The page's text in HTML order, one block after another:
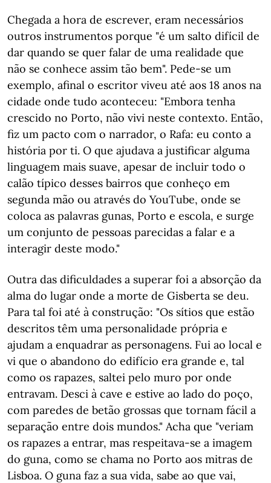
Chegada a hora de escrever, eram necessários
outros instrumentos porque "é um salto difícil de
dar quando se quer falar de uma realidade que
não se conhece assim tão bem". Pede-se um
exemplo, afinal o escritor viveu até aos 18 anos na
cidade onde tudo aconteceu: "Embora tenha
crescido no Porto, não vivi neste contexto. Então,
fiz um pacto com o narrador, o Rafa: eu conto a
história por ti. O que ajudava a justificar alguma
linguagem mais suave, apesar de incluir todo o
calão típico desses bairros que conheço em
segunda mão ou através do YouTube, onde se
coloca as palavras gunas, Porto e escola, e surge
um conjunto de pessoas parecidas a falar e a
interagir deste modo."
Outra das dificuldades a superar foi a absorção da
alma do lugar onde a morte de Gisberta se deu.
Para tal foi até à construção: "Os sítios que estão
descritos têm uma personalidade própria e
ajudam a enquadrar as personagens. Fui ao local e
vi que o abandono do edifício era grande e, tal
como os rapazes, saltei pelo muro por onde
entravam. Desci à cave e estive ao lado do poço,
com paredes de betão grossas que tornam fácil a
separação entre dois mundos." Acha que "veriam
os rapazes a entrar, mas respeitava-se a imagem
do guna, como se chama no Porto aos mitras de
Lisboa. O guna faz a sua vida, sabe ao que vai,